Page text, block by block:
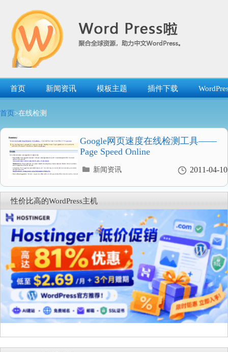
首页 新闻资讯 模板主题 插件下载
首页 >在线检测
Google网页速度在线检测工具——
Page Speed Online
2011-04-10
分
录
新闻资讯
性价比高的WordPress主机